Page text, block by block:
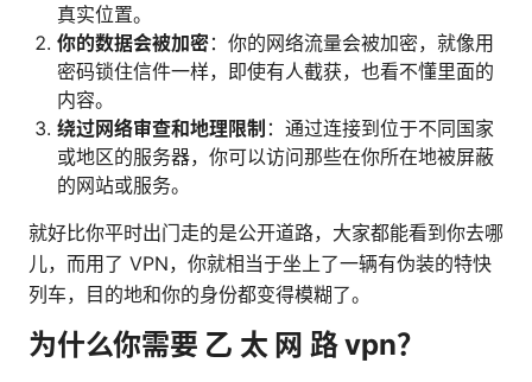
真实位置。
你的数据会被加密：你的网络流量会被加密，就像用
密码锁住信件一样，即使有人截获，也看不懂里面的
内容。
绕过网络审查和地理限制 ：通过连接到位于不同国家
或地区的服务器，你可以访问那些在你所在地被屏蔽
的网站或服务。
就好比你平时出门走的是公开道路，大家都能看到你去哪
儿，而用了 VPN，你就相当于坐上了一辆有伪装的特快
列车，目的地和你的身份都变得模糊了。
为什么你需要 乙 太 网 路 vpn？